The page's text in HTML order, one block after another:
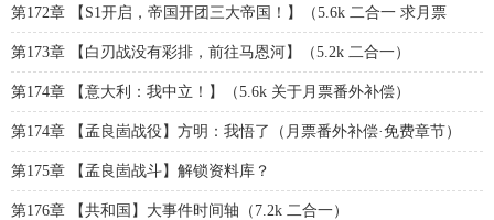
第172章 【S1开启，帝国开团三大帝国！】（5.6k 二合一 求月票
第173章 【白刃战没有彩排，前往马恩河】（5.2k 二合一）
第174章 【意大利：我中立！】（5.6k 关于月票番外补偿）
第174章 【孟良崮战役】方明：我悟了（月票番外补偿·免费章节）
第175章 【孟良崮战斗】解锁资料库？
第176章 【共和国】大事件时间轴（7.2k 二合一）